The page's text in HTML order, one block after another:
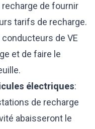
de fournir
tarifs de recharge.
de VE
et de faire le
électriques:
de recharge
abaisseront le